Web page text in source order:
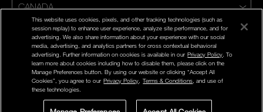
ENG | FR
POLITIQUE DE CONFIDENTIALITÉ
CONDITIONS D'UTILISATION
2026 NARS COSMETICS.
NARS COSMETICS, LTD. TOUS DROITS RÉSERVÉS.
This website uses cookies, pixels, and other tracking technologies (such as
session replay) to enhance user experience, analyze site performance, and for
advertising. We also share information about your experience with our social
media, advertising, and analytics partners for cross contextual behavioral
advertising. Further information on cookies is available in our Privacy Policy . To
learn more about cookies including how to disable them, please click on the
Manage Preferences button. By using our website or clicking “Accept All
Cookies”, you agree to our Privacy Policy Terms & Conditions , and use of
these technologies.